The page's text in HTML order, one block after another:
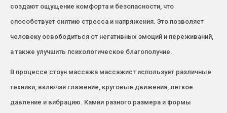
создают ощущение комфорта и безопасности, что
способствует снятию стресса и напряжения. Это позволяет
человеку освободиться от негативных эмоций и переживаний,
а также улучшить психологическое благополучие.
В процессе стоун массажа массажист использует различные
техники, включая глажение, круговые движения, легкое
давление и вибрацию. Камни разного размера и формы